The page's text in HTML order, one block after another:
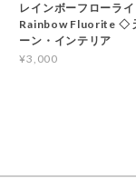
レインボーフローラ
Rainbow Fluorite ◇
ーン・インテリア
¥3,000